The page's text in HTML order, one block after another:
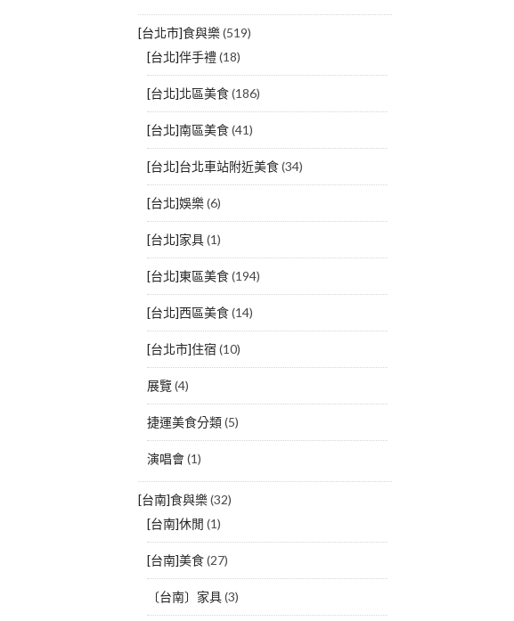
[台北市]食與樂(519)
[台北]伴手禮(18)
[台北]北區美食(186)
[台北]南區美食(41)
[台北]台北車站附近美食(34)
[台北]娛樂(6)
[台北]家具(1)
[台北]東區美食(194)
[台北]西區美食(14)
[台北市]住宿 (10)
展覽(4)
捷運美食分類(5)
演唱會(1)
[台南]食與樂(32)
[台南]休閒 (1)
[台南]美食(27)
〔台南〕家具(3)